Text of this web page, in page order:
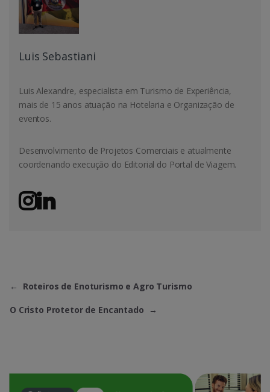
Luis Sebastiani
Luis Alexandre, especialista em Turismo de Experiência,
mais de 15 anos atuação na Hotelaria e Organização de
eventos.
Desenvolvimento de Projetos Comerciais e atualmente
coordenando execução do Editorial do Portal de Viagem.
← Roteiros de Enoturismo e Agro Turismo
O Cristo Protetor de Encantado →